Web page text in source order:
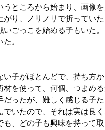
うところから始まり、画像
がり、ノリノリで折ってい
いごっこを始める子もいた
。
い子がほとんどで、持ち方
材を使って、何個、つまめ
だったが、難しく感じる子
でいたので、それは実は良
も、どの子も興味を持って